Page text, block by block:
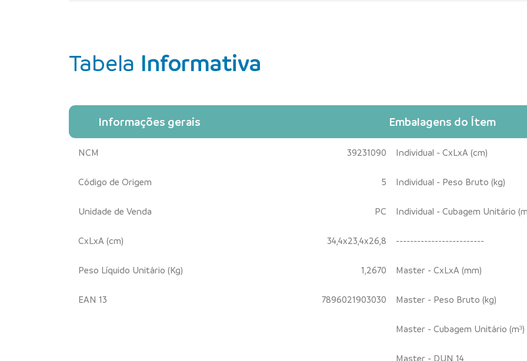
Tabela Informativa
Informações gerais Embalagens do Ítem
NCM 39231090
Código de Origem 5
Unidade de Venda PC
CxLxA (cm) 34,4x23,4x26,8
Peso Líquido Unitário (Kg) 1,2670
EAN 13 7896021903030
Individual - CxLxA (cm)
Individual - Peso Bruto (kg)
Individual - Cubagem Unitário
-------------------------
Master - CxLxA (mm)
Master - Peso Bruto (kg)
Master - Cubagem Unitário (m³)
Master - DUN 14